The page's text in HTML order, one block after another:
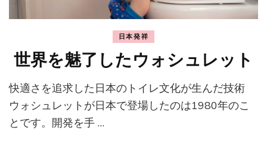
日本発祥
世界を魅了したウォシュレット
快適さを追求した日本のトイレ文化が生んだ技術
ウォシュレットが日本で登場したのは1980年のこ
とです。開発を手 …